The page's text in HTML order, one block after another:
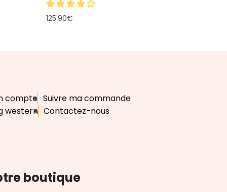
125.90€
compte Suivre ma commande
western Contactez-nous
boutique